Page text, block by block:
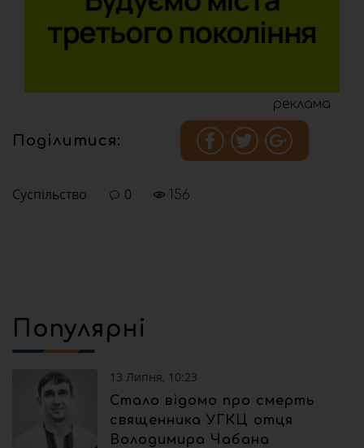
реклама
Поділитися:
Суспільство 0 156
Популярні
13 Липня, 10:23
Стало відомо про смерть
священника УГКЦ отця
Володимира Чабана